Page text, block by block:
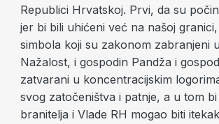
Republici Hrvatskoj. Prvi, da su
jer bi bili uhićeni već na našoj
simbola koji su zakonom zabranjeni
Nažalost, i gospodin Pandža i
zatvarani u koncentracijskim
svog zatočeništva i patnje, a u tom
branitelja i Vlade RH mogao biti